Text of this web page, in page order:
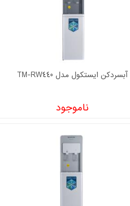
آبسردکن ايستکول مدل TM-RW440
ناموجود